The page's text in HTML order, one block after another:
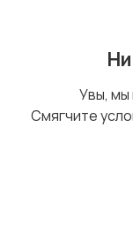
инструменты
Увы, мы
Смягчите